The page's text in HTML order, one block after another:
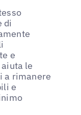
di
e
le
a rimanere
e